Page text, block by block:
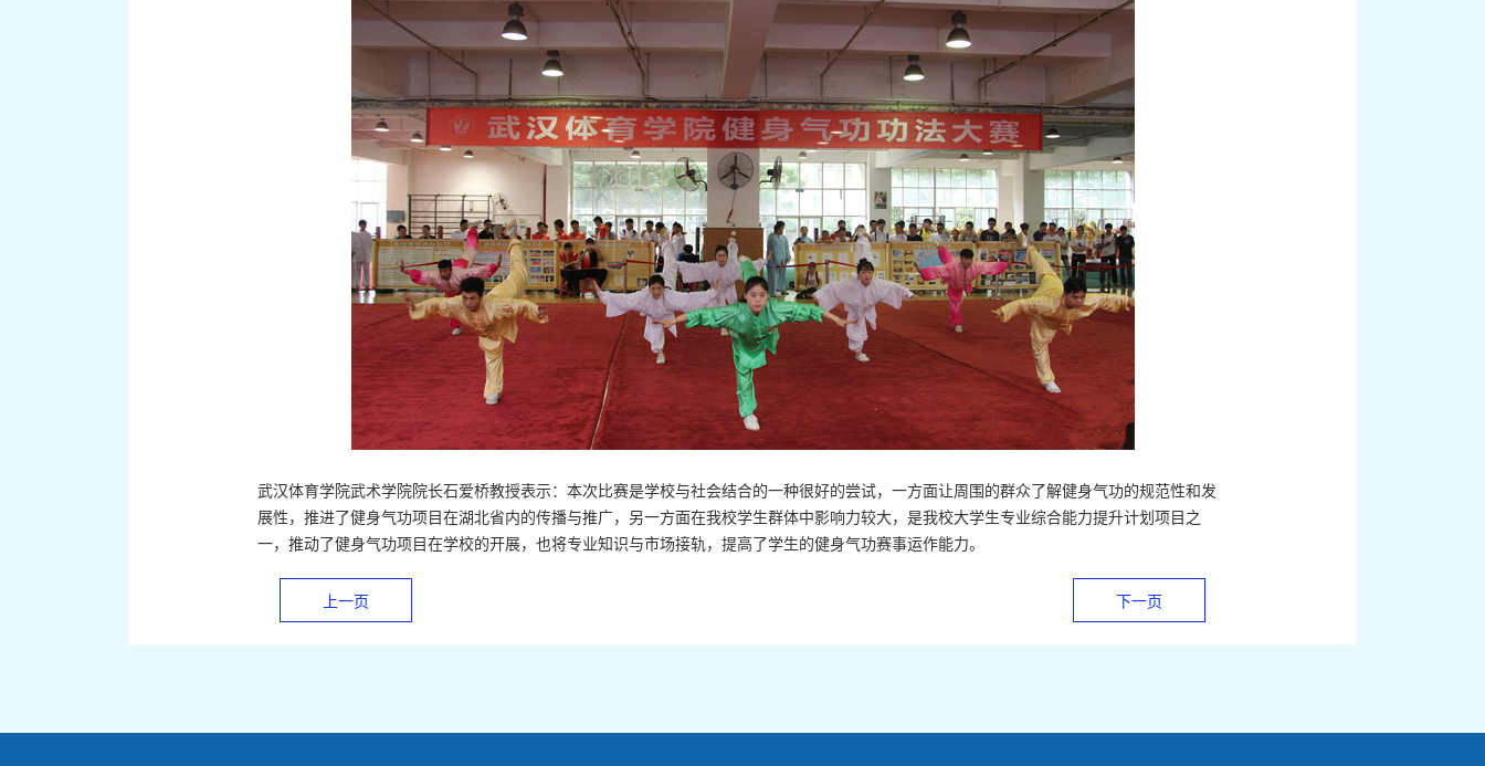
武汉体育学院武术学院院长石爱桥教授表示：本次比赛是学校与社会结合的一种很好的尝试，一方面让周围的群众了解健身气功的规范性和发
展性，推进了健身气功项目在湖北省内的传播与推广，另一方面在我校学生群体中影响力较大，是我校大学生专业综合能力提升计划项目之
一，推动了健身气功项目在学校的开展，也将专业知识与市场接轨，提高了学生的健身气功赛事运作能力。
上一页 下一页